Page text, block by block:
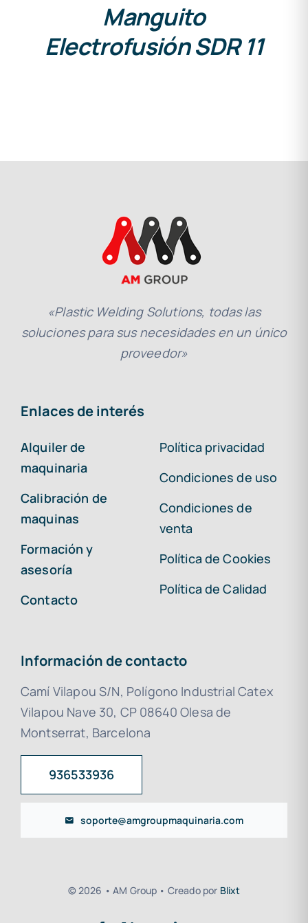
Manguito
Electrofusión SDR 11
«Plastic Welding Solutions, todas las
soluciones para sus necesidades en un único
proveedor»
Enlaces de interés
Alquiler de
maquinaria
Calibración de
maquinas
Formación y
asesoría
Contacto
Política privacidad
Condiciones de uso
Condiciones de
venta
Política de Cookies
Política de Calidad
Información de contacto
Camí Vilapou S/N, Polígono Industrial Catex
Vilapou Nave 30, CP 08640 Olesa de
Montserrat, Barcelona
936533936
soporte@amgroupmaquinaria.com
© 2026 • AM Group • Creado por Blixt